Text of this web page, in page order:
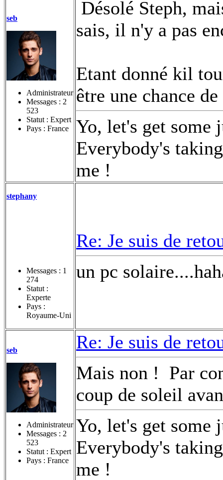
seb
Administrateur
Messages : 2
523
Statut : Expert
Pays : France
Désolé Steph,
sais, il n'y a pas
Etant donné kil
être une chance
Yo, let's get some
Everybody's
me !
stephany
Messages : 1
274
Statut :
Experte
Pays :
Royaume-Uni
Re: Je suis de
un pc
seb
Administrateur
Messages : 2
523
Statut : Expert
Pays : France
Re: Je suis de
Mais non ! Par
coup de soleil
Yo, let's get some
Everybody's
me !